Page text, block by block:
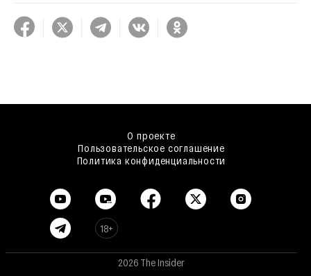
О проекте
Пользовательское соглашение
Политика конфиденциальности
18+
2026 The Insider